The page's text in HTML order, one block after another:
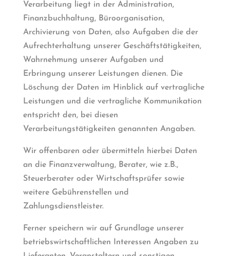
Verarbeitung liegt in der Administration,
Finanzbuchhaltung, Büroorganisation,
Archivierung von Daten, also Aufgaben die der
Aufrechterhaltung unserer Geschäftstätigkeiten,
Wahrnehmung unserer Aufgaben und
Erbringung unserer Leistungen dienen. Die
Löschung der Daten im Hinblick auf vertragliche
Leistungen und die vertragliche Kommunikation
entspricht den, bei diesen
Verarbeitungstätigkeiten genannten Angaben.
Wir offenbaren oder übermitteln hierbei Daten
an die Finanzverwaltung, Berater, wie z.B.,
Steuerberater oder Wirtschaftsprüfer sowie
weitere Gebührenstellen und
Zahlungsdienstleister.
Ferner speichern wir auf Grundlage unserer
betriebswirtschaftlichen Interessen Angaben zu